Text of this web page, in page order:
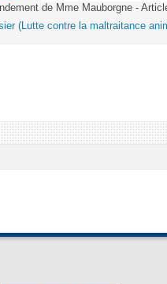
de Mme Mauborgne -
(Lutte contre la maltraitance